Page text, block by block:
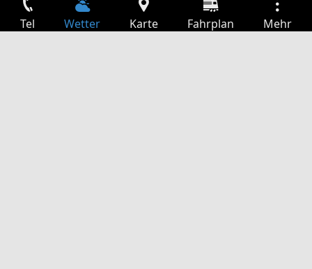
Tel Wetter Karte Fahrplan Mehr